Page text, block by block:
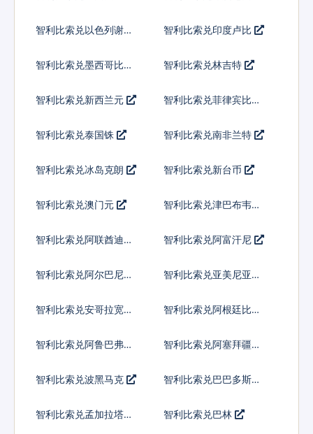
智利比索兑以色列谢克
智利比索兑印度卢比
智利比索兑墨西哥比索 智利比索兑林吉特
智利比索兑新西兰元 智利比索兑菲律宾比索
智利比索兑泰国铢 智利比索兑南非兰特
智利比索兑冰岛克朗 智利比索兑新台币
智利比索兑澳门元 智利比索兑津巴布韦币
智利比索兑阿联酋迪拉
智利比索兑阿富汗尼
智利比索兑阿尔巴尼亚
智利比索兑亚美尼亚德
智利比索兑安哥拉宽扎 智利比索兑阿根廷比索
智利比索兑阿鲁巴弗罗
智利比索兑阿塞拜疆马
智利比索兑波黑马克 智利比索兑巴巴多斯元
智利比索兑孟加拉塔卡 智利比索兑巴林